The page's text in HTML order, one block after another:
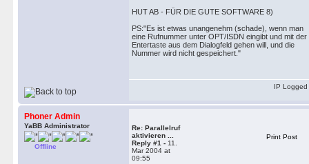
HUT AB - FÜR DIE GUTE SOFTWARE 8)
PS:"Es ist etwas unangenehm (schade), wenn man
eine Rufnummer unter OPT/ISDN eingibt und mit der
Entertaste aus dem Dialogfeld gehen will, und die
Nummer wird nicht gespeichert."
IP Logged
Phoner Admin
YaBB Administrator
Offline
Re: Parallelruf
aktivieren ...
Reply #1 - 11.
Mar 2004 at
09:55
Print Post